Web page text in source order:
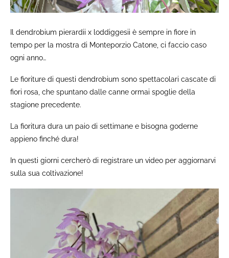
Il dendrobium pierardii x loddiggesii è sempre in fiore in
tempo per la mostra di Monteporzio Catone, ci faccio caso
ogni anno…
Le fioriture di questi dendrobium sono spettacolari cascate di
fiori rosa, che spuntano dalle canne ormai spoglie della
stagione precedente.
La fioritura dura un paio di settimane e bisogna goderne
appieno finché dura!
In questi giorni cercherò di registrare un video per aggiornarvi
sulla sua coltivazione!